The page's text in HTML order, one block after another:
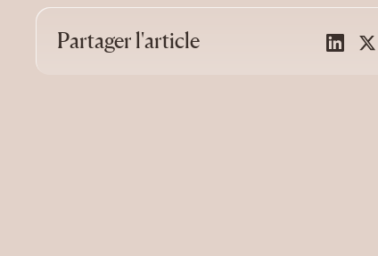
Partager l'article